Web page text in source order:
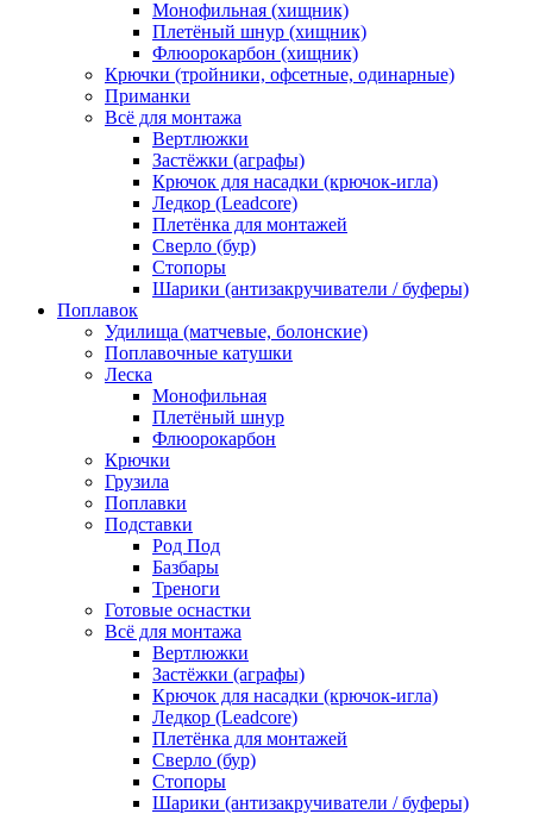
Монофильная (хищник)
Плетёный шнур (хищник)
Флюорокарбон (хищник)
Крючки (тройники, офсетные, одинарные)
Приманки
Всё для монтажа
Вертлюжки
Застёжки (аграфы)
Крючок для насадки (крючок-игла)
Ледкор (Leadcore)
Плетёнка для монтажей
Сверло (бур)
Стопоры
Шарики (антизакручиватели / буферы)
Поплавок
Удилища (матчевые, болонские)
Поплавочные катушки
Леска
Монофильная
Плетёный шнур
Флюорокарбон
Крючки
Грузила
Поплавки
Подставки
Род Под
Базбары
Треноги
Готовые оснастки
Всё для монтажа
Вертлюжки
Застёжки (аграфы)
Крючок для насадки (крючок-игла)
Ледкор (Leadcore)
Плетёнка для монтажей
Сверло (бур)
Стопоры
Шарики (антизакручиватели / буферы)